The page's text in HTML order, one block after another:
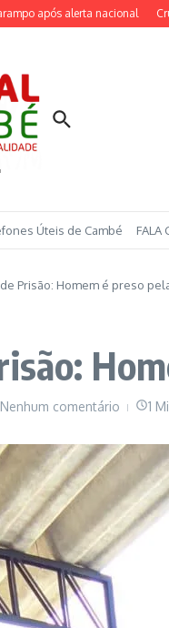
alerta nacional Cruzeiro
Úteis de Cambé FALA
Prisão: Homem é preso
Nenhum comentário 1